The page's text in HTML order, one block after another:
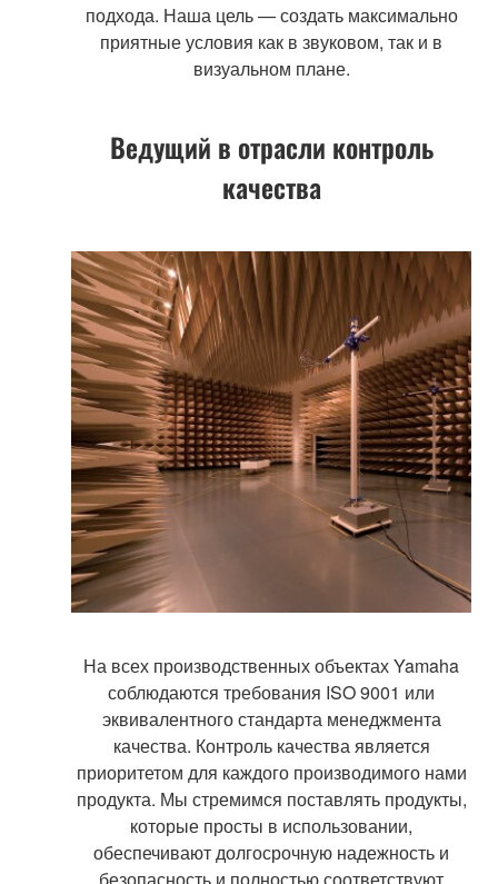
подхода. Наша цель — создать максимально
приятные условия как в звуковом, так и в
визуальном плане.
Ведущий в отрасли контроль
качества
На всех производственных объектах Yamaha
соблюдаются требования ISO 9001 или
эквивалентного стандарта менеджмента
качества. Контроль качества является
приоритетом для каждого производимого нами
продукта. Мы стремимся поставлять продукты,
которые просты в использовании,
обеспечивают долгосрочную надежность и
безопасность и полностью соответствуют